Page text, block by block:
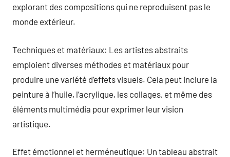
explorant des compositions qui ne reproduisent pas le
monde extérieur.
Techniques et matériaux: Les artistes abstraits
emploient diverses méthodes et matériaux pour
produire une variété d’effets visuels. Cela peut inclure la
peinture à l’huile, l’acrylique, les collages, et même des
éléments multimédia pour exprimer leur vision
artistique.
Effet émotionnel et herméneutique: Un tableau abstrait